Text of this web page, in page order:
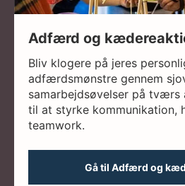
Adfærd og
Bliv klogere på jeres
adfærdsmønstre gennem
samarbejdsøvelser på tværs
til at styrke kommunikation,
teamwork.
Gå til Adfærd og